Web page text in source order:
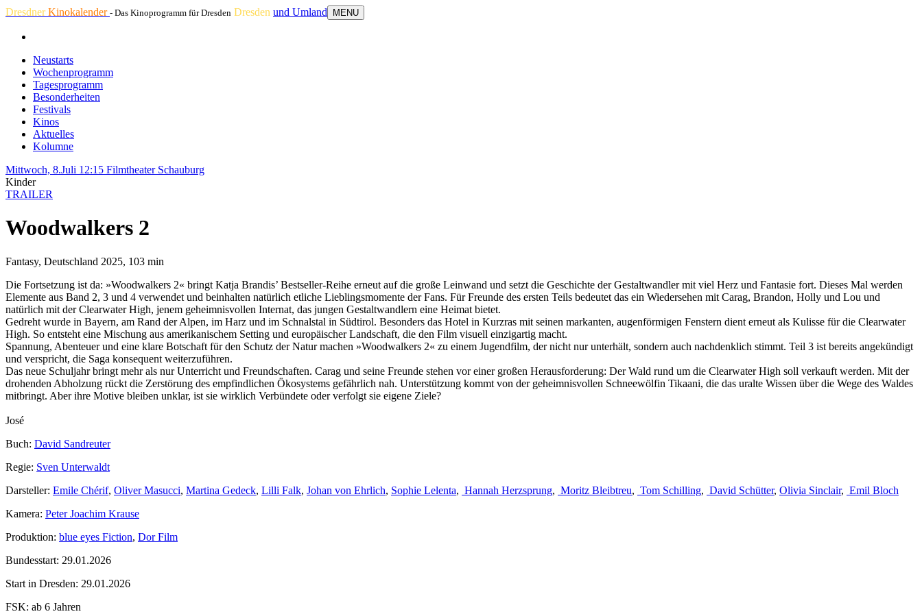
DresdnerKinokalender - Das Kinoprogramm für Dresden Dresden und Umland MENU
Neustarts
Wochenprogramm
Tagesprogramm
Besonderheiten
Festivals
Kinos
Aktuelles
Kolumne
Mittwoch, 8.Juli 12:15 Filmtheater Schauburg
Kinder
TRAILER
Woodwalkers 2
Fantasy, Deutschland 2025, 103 min
Die Fortsetzung ist da: »Woodwalkers 2« bringt Katja Brandis’ Bestseller-Reihe erneut auf die große Leinwand und setzt die Geschichte der Gestaltwandler mit viel Herz und Fantasie fort. Dieses Mal werden
Elemente aus Band 2, 3 und 4 verwendet und beinhalten natürlich etliche Lieblingsmomente der Fans. Für Freunde des ersten Teils bedeutet das ein Wiedersehen mit Carag, Brandon, Holly und Lou und
natürlich mit der Clearwater High, jenem geheimnisvollen Internat, das jungen Gestaltwandlern eine Heimat bietet.
Gedreht wurde in Bayern, am Rand der Alpen, im Harz und im Schnalstal in Südtirol. Besonders das Hotel in Kurzras mit seinen markanten, augenförmigen Fenstern dient erneut als Kulisse für die Clearwater
High. So entsteht eine Mischung aus amerikanischem Setting und europäischer Landschaft, die den Film visuell einzigartig macht.
Spannung, Abenteuer und eine klare Botschaft für den Schutz der Natur machen »Woodwalkers 2« zu einem Jugendfilm, der nicht nur unterhält, sondern auch nachdenklich stimmt. Teil 3 ist bereits angekündigt
und verspricht, die Saga konsequent weiterzuführen.
Das neue Schuljahr bringt mehr als nur Unterricht und Freundschaften. Carag und seine Freunde stehen vor einer großen Herausforderung: Der Wald rund um die Clearwater High soll verkauft werden. Mit der
drohenden Abholzung rückt die Zerstörung des empfindlichen Ökosystems gefährlich nah. Unterstützung kommt von der geheimnisvollen Schneewölfin Tikaani, die das uralte Wissen über die Wege des Waldes
mitbringt. Aber ihre Motive bleiben unklar, ist sie wirklich Verbündete oder verfolgt sie eigene Ziele?
José
Buch: David Sandreuter
Regie: Sven Unterwaldt
Darsteller: Emile Chérif, Oliver Masucci, Martina Gedeck, Lilli Falk, Johan von Ehrlich, Sophie Lelenta, Hannah Herzsprung, Moritz Bleibtreu, Tom Schilling, David Schütter, Olivia Sinclair, Emil Bloch
Kamera: Peter Joachim Krause
Produktion: blue eyes Fiction, Dor Film
Bundesstart: 29.01.2026
Start in Dresden: 29.01.2026
FSK: ab 6 Jahren